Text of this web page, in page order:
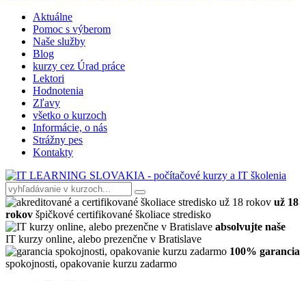
Aktuálne
Pomoc s výberom
Naše služby
Blog
kurzy cez Úrad práce
Lektori
Hodnotenia
Zľavy
všetko o kurzoch
Informácie, o nás
Strážny pes
Kontakty
už 18
rokov špičkové certifikované školiace stredisko
absolvujte naše
IT kurzy online, alebo prezenčne v Bratislave
100% garancia
spokojnosti, opakovanie kurzu zadarmo